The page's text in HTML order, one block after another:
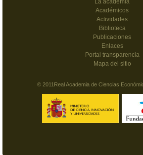
La academia
Académicos
Actividades
Biblioteca
Publicaciones
Enlaces
Portal transparencia
Mapa del sitio
© 2011Real Academia de Ciencias